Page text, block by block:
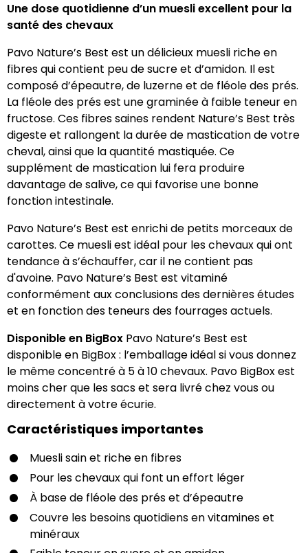
Une dose quotidienne d’un muesli excellent pour la
santé des chevaux
Pavo Nature’s Best est un délicieux muesli riche en
fibres qui contient peu de sucre et d’amidon. Il est
composé d’épeautre, de luzerne et de fléole des prés.
La fléole des prés est une graminée à faible teneur en
fructose. Ces fibres saines rendent Nature’s Best très
digeste et rallongent la durée de mastication de votre
cheval, ainsi que la quantité mastiquée. Ce
supplément de mastication lui fera produire
davantage de salive, ce qui favorise une bonne
fonction intestinale.
Pavo Nature’s Best est enrichi de petits morceaux de
carottes. Ce muesli est idéal pour les chevaux qui ont
tendance à s’échauffer, car il ne contient pas
d'avoine. Pavo Nature’s Best est vitaminé
conformément aux conclusions des dernières études
et en fonction des teneurs des fourrages actuels.
Disponible en BigBox Pavo Nature’s Best est
disponible en BigBox : l’emballage idéal si vous donnez
le même concentré à 5 à 10 chevaux. Pavo BigBox est
moins cher que les sacs et sera livré chez vous ou
directement à votre écurie.
Caractéristiques importantes
Muesli sain et riche en fibres
Pour les chevaux qui font un effort léger
À base de fléole des prés et d’épeautre
Couvre les besoins quotidiens en vitamines et
minéraux